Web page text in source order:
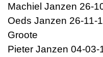
Machiel Janzen 26-
Oeds Janzen 26-11-
Groote
Pieter Janzen 04-